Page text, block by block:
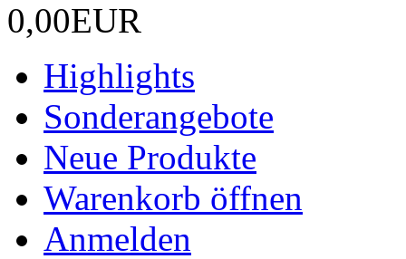
0,00EUR
Highlights
Sonderangebote
Neue Produkte
Warenkorb öffnen
Anmelden